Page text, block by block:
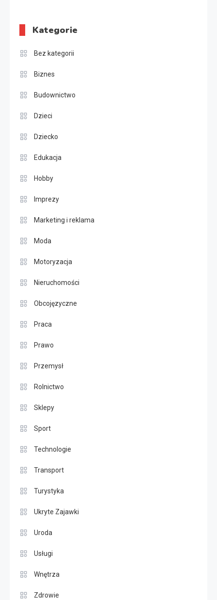
Kategorie
Bez kategorii
Biznes
Budownictwo
Dzieci
Dziecko
Edukacja
Hobby
Imprezy
Marketing i reklama
Moda
Motoryzacja
Nieruchomości
Obcojęzyczne
Praca
Prawo
Przemysł
Rolnictwo
Sklepy
Sport
Technologie
Transport
Turystyka
Ukryte Zajawki
Uroda
Usługi
Wnętrza
Zdrowie